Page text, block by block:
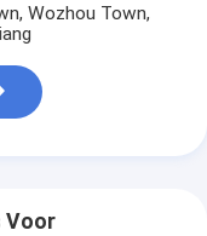
Wozhou Town,
Voor